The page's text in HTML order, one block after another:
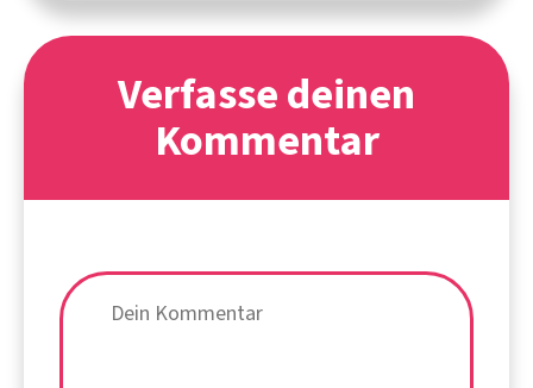
Verfasse deinen
Kommentar